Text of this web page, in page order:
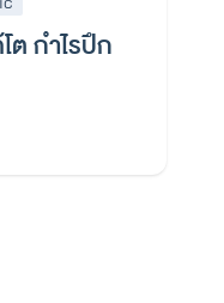
ต กำไรปึก